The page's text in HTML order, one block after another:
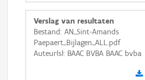
GRB-Basiskaart
GRB-Basiskaart in grijswaarden
Verslag van resultaten
Bestand: AN_Sint-Amands
Paepaert_Bijlagen_ALL.pdf
Auteur(s): BAAC BVBA BAAC bvba